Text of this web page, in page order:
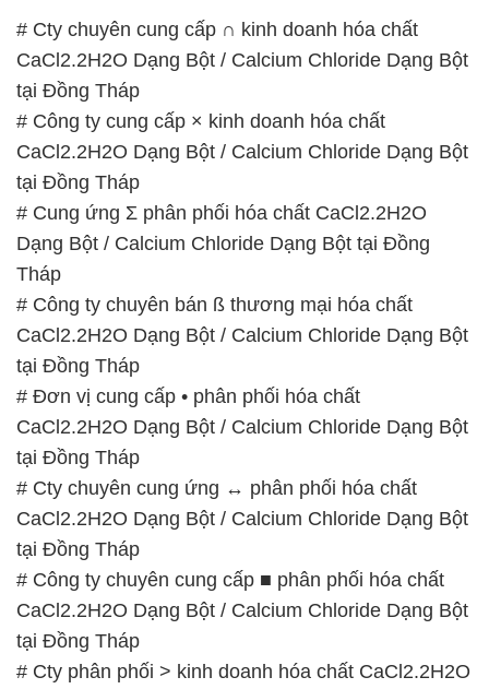
# Cty chuyên cung cấp ∩ kinh doanh hóa chất
CaCl2.2H2O Dạng Bột / Calcium Chloride Dạng Bột
tại Đồng Tháp
# Công ty cung cấp × kinh doanh hóa chất
CaCl2.2H2O Dạng Bột / Calcium Chloride Dạng Bột
tại Đồng Tháp
# Cung ứng Σ phân phối hóa chất CaCl2.2H2O
Dạng Bột / Calcium Chloride Dạng Bột tại Đồng
Tháp
# Công ty chuyên bán ß thương mại hóa chất
CaCl2.2H2O Dạng Bột / Calcium Chloride Dạng Bột
tại Đồng Tháp
# Đơn vị cung cấp • phân phối hóa chất
CaCl2.2H2O Dạng Bột / Calcium Chloride Dạng Bột
tại Đồng Tháp
# Cty chuyên cung ứng ↔ phân phối hóa chất
CaCl2.2H2O Dạng Bột / Calcium Chloride Dạng Bột
tại Đồng Tháp
# Công ty chuyên cung cấp ■ phân phối hóa chất
CaCl2.2H2O Dạng Bột / Calcium Chloride Dạng Bột
tại Đồng Tháp
# Cty phân phối > kinh doanh hóa chất CaCl2.2H2O